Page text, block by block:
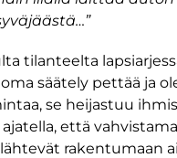
tilanteelta
säätely pettää ja
se heijastuu
ajatella, että
rakentumaan